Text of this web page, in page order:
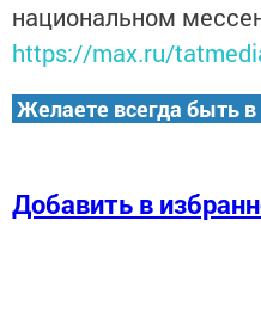
национальном
https://max.ru/
Желаете всегда быть в
Добавить в